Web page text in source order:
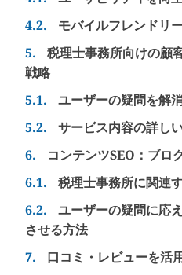
4.2.
モバイルフレンドリ
5.
税理士事務所向けの顧
戦略
5.1.
ユーザーの疑問を解
5.2.
サービス内容の詳し
6.
コンテンツSEO：ブロ
6.1.
税理士事務所に関連
6.2.
ユーザーの疑問に応
させる方法
7.
口コミ・レビューを活